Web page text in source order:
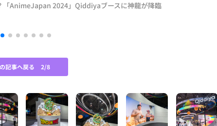
「AnimeJapan 2024」Qiddiyaブースに神龍が降臨
記事へ戻る 2/8